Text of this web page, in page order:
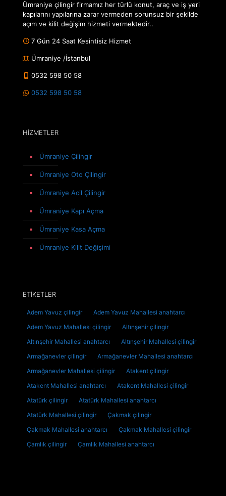
Ümraniye çilingir firmamız her türlü konut, araç ve iş yeri
kapılarını yapılarına zarar vermeden sorunsuz bir şekilde
açım ve kilit değişim hizmeti vermektedir..
7 Gün 24 Saat Kesintisiz Hizmet
Ümraniye /İstanbul
0532 598 50 58
0532 598 50 58
HİZMETLER
Ümraniye Çilingir
Ümraniye Oto Çilingir
Ümraniye Acil Çilingir
Ümraniye Kapı Açma
Ümraniye Kasa Açma
Ümraniye Kilit Değişimi
ETİKETLER
Adem Yavuz çilingir
Adem Yavuz Mahallesi anahtarcı
Adem Yavuz Mahallesi çilingir
Altınşehir çilingir
Altınşehir Mahallesi anahtarcı
Altınşehir Mahallesi çilingir
Armağanevler çilingir
Armağanevler Mahallesi anahtarcı
Armağanevler Mahallesi çilingir
Atakent çilingir
Atakent Mahallesi anahtarcı
Atakent Mahallesi çilingir
Atatürk çilingir
Atatürk Mahallesi anahtarcı
Atatürk Mahallesi çilingir
Çakmak çilingir
Çakmak Mahallesi anahtarcı
Çakmak Mahallesi çilingir
Çamlık çilingir
Çamlık Mahallesi anahtarcı